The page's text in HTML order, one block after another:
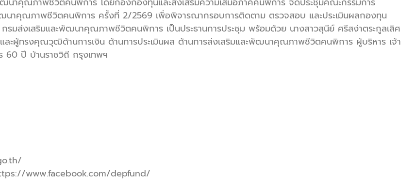
ฒนาคุณภาพชีวิตคนพิการ ครั้งที่ 2/2569 เพื่อพิจารณากรอบการติดตาม ตรวจสอบ และประเมินผลกองทุน
มส่งเสริมและพัฒนาคุณภาพชีวิตคนพิการ เป็นประธานการประชุม พร้อมด้วย นางสาวสุนีย์ ศรีสง่าตระกูลเลิศ
ะผู้ทรงคุณวุฒิด้านการเงิน ด้านการประเมินผล ด้านการส่งเสริมและพัฒนาคุณภาพชีวิตคนพิการ ผู้บริหาร เจ้า
60 ปี บ้านราชวิถี กรุงเทพฯ
www.facebook.com/depfund/